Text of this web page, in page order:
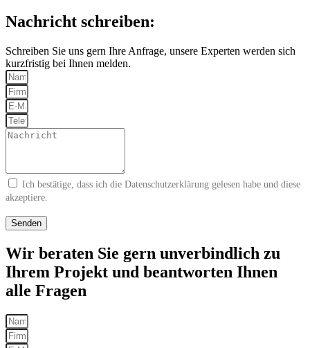
Nachricht schreiben:
Schreiben Sie uns gern Ihre Anfrage, unsere Experten werden sich
kurzfristig bei Ihnen melden.
Ich bestätige, dass ich die Datenschutzerklärung gelesen habe und diese
akzeptiere.
Senden
Wir beraten Sie gern unverbindlich zu
Ihrem Projekt und beantworten Ihnen
alle Fragen